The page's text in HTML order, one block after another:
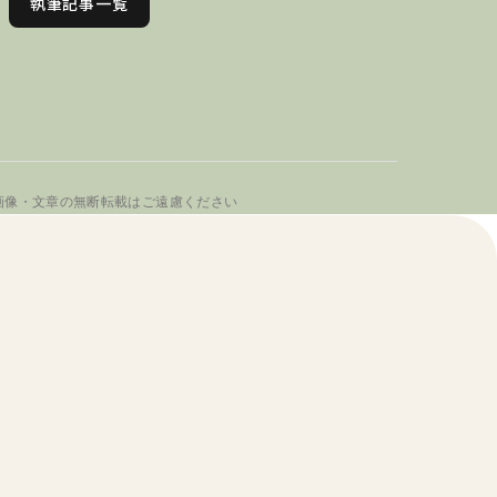
・文章の無断転載はご遠慮ください